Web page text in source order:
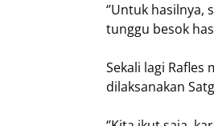
‘’Untuk
tunggu besok
Sekali lagi
dilaksanakan